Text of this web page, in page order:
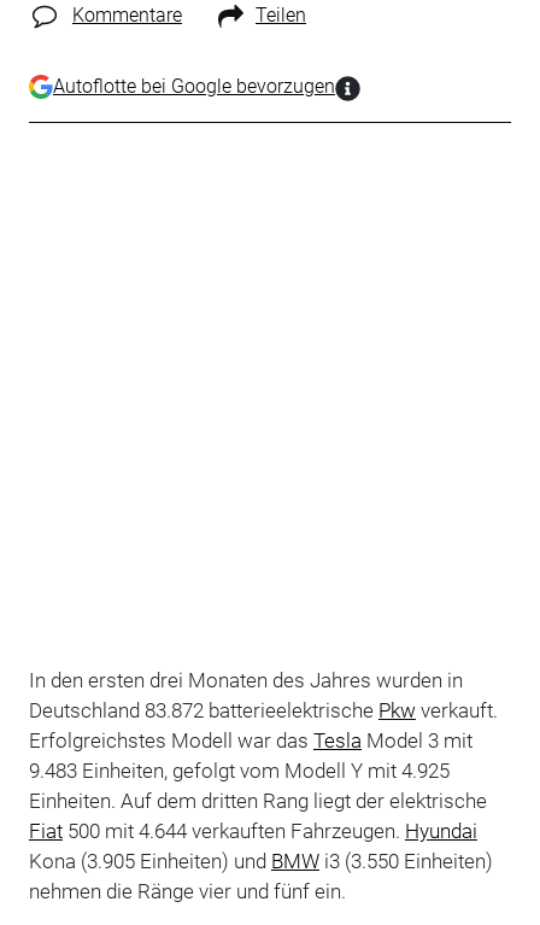
Kommentare Teilen
Autoflotte bei Google bevorzugen
In den ersten drei Monaten des Jahres wurden in
Deutschland 83.872 batterieelektrische Pkw verkauft.
Erfolgreichstes Modell war das Tesla Model 3 mit
9.483 Einheiten, gefolgt vom Modell Y mit 4.925
Einheiten. Auf dem dritten Rang liegt der elektrische
Fiat500 mit 4.644 verkauften Fahrzeugen. Hyundai
Kona (3.905 Einheiten) und BMWi3 (3.550 Einheiten)
nehmen die Ränge vier und fünf ein.